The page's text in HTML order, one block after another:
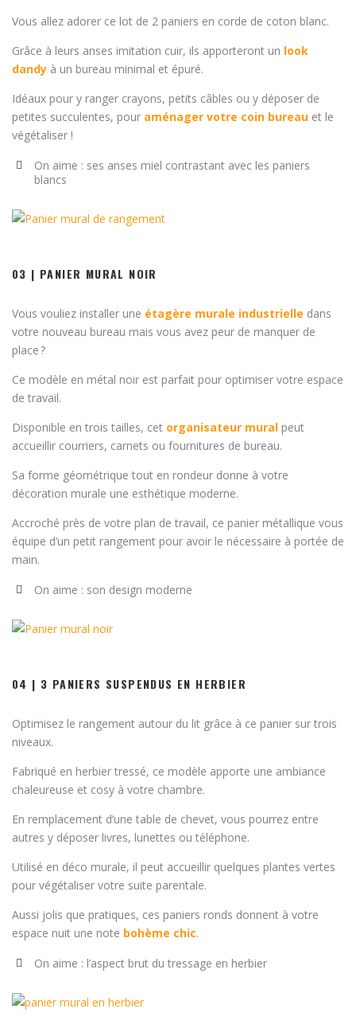
Vous allez adorer ce lot de 2 paniers en corde de coton blanc.
Grâce à leurs anses imitation cuir, ils apporteront un look
dandy à un bureau minimal et épuré.
Idéaux pour y ranger crayons, petits câbles ou y déposer de
petites succulentes, pour aménager votre coin bureau et le
végétaliser !
On aime : ses anses miel contrastant avec les paniers
blancs
03 | PANIER MURAL NOIR
Vous vouliez installer une étagère murale industrielle dans
votre nouveau bureau mais vous avez peur de manquer de
place ?
Ce modèle en métal noir est parfait pour optimiser votre espace
de travail.
Disponible en trois tailles, cet organisateur mural peut
accueillir courriers, carnets ou fournitures de bureau.
Sa forme géométrique tout en rondeur donne à votre
décoration murale une esthétique moderne.
Accroché près de votre plan de travail, ce panier métallique vous
équipe d’un petit rangement pour avoir le nécessaire à portée de
main.
On aime : son design moderne
04 | 3 PANIERS SUSPENDUS EN HERBIER
Optimisez le rangement autour du lit grâce à ce panier sur trois
niveaux.
Fabriqué en herbier tressé, ce modèle apporte une ambiance
chaleureuse et cosy à votre chambre.
En remplacement d’une table de chevet, vous pourrez entre
autres y déposer livres, lunettes ou téléphone.
Utilisé en déco murale, il peut accueillir quelques plantes vertes
pour végétaliser votre suite parentale.
Aussi jolis que pratiques, ces paniers ronds donnent à votre
espace nuit une note bohème chic.
On aime : l’aspect brut du tressage en herbier